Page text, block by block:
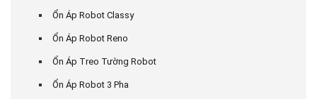
Ổn Áp Robot Classy
Ổn Áp Robot Reno
Ổn Áp Treo Tường Robot
Ổn Áp Robot 3 Pha